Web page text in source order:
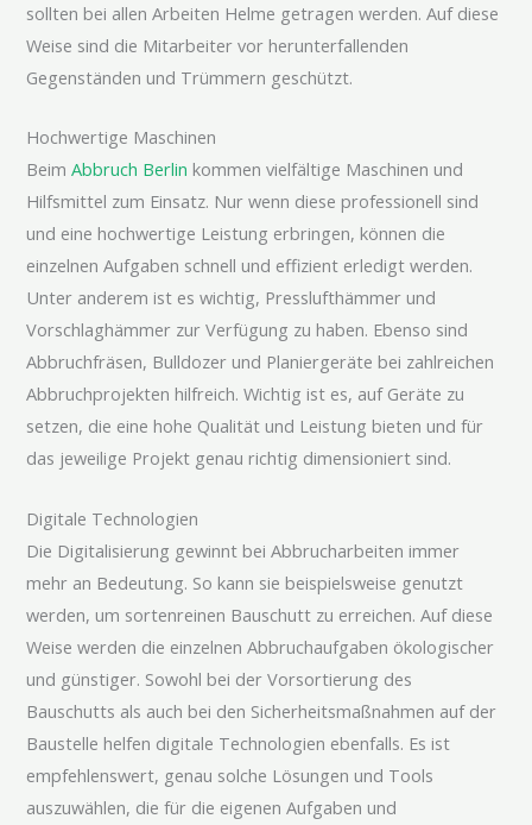
sollten bei allen Arbeiten Helme getragen werden. Auf diese
Weise sind die Mitarbeiter vor herunterfallenden
Gegenständen und Trümmern geschützt.
Hochwertige Maschinen
BeimAbbruch Berlin kommen vielfältige Maschinen und
Hilfsmittel zum Einsatz. Nur wenn diese professionell sind
und eine hochwertige Leistung erbringen, können die
einzelnen Aufgaben schnell und effizient erledigt werden.
Unter anderem ist es wichtig, Presslufthämmer und
Vorschlaghämmer zur Verfügung zu haben. Ebenso sind
Abbruchfräsen, Bulldozer und Planiergeräte bei zahlreichen
Abbruchprojekten hilfreich. Wichtig ist es, auf Geräte zu
setzen, die eine hohe Qualität und Leistung bieten und für
das jeweilige Projekt genau richtig dimensioniert sind.
Digitale Technologien
Die Digitalisierung gewinnt bei Abbrucharbeiten immer
mehr an Bedeutung. So kann sie beispielsweise genutzt
werden, um sortenreinen Bauschutt zu erreichen. Auf diese
Weise werden die einzelnen Abbruchaufgaben ökologischer
und günstiger. Sowohl bei der Vorsortierung des
Bauschutts als auch bei den Sicherheitsmaßnahmen auf der
Baustelle helfen digitale Technologien ebenfalls. Es ist
empfehlenswert, genau solche Lösungen und Tools
auszuwählen, die für die eigenen Aufgaben und